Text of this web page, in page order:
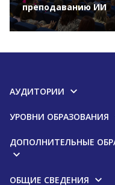
преподаванию ИИ
АУДИТОРИИ
УРОВНИ ОБРАЗОВАНИЯ
ДОПОЛНИТЕЛЬНЫЕ
ОБЩИЕ СВЕДЕНИЯ